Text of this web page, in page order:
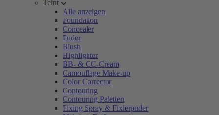
Teint
Alle anzeigen
Foundation
Concealer
Puder
Blush
Highlighter
BB- & CC-Cream
Camouflage Make-up
Color Corrector
Contouring
Contouring Paletten
Fixing Spray & Fixierpuder